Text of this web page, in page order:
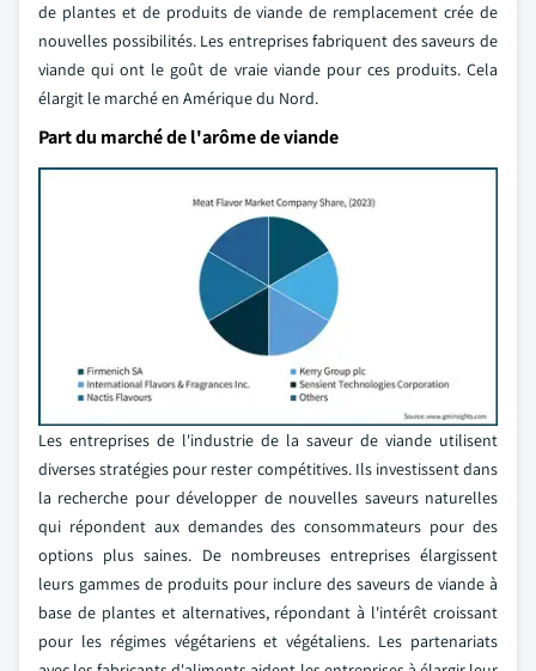
de plantes et de produits de viande de remplacement crée de
nouvelles possibilités. Les entreprises fabriquent des saveurs de
viande qui ont le goût de vraie viande pour ces produits. Cela
élargit le marché en Amérique du Nord.
Part du marché de l'arôme de viande
Les entreprises de l'industrie de la saveur de viande utilisent
diverses stratégies pour rester compétitives. Ils investissent dans
la recherche pour développer de nouvelles saveurs naturelles
qui répondent aux demandes des consommateurs pour des
options plus saines. De nombreuses entreprises élargissent
leurs gammes de produits pour inclure des saveurs de viande à
base de plantes et alternatives, répondant à l'intérêt croissant
pour les régimes végétariens et végétaliens. Les partenariats